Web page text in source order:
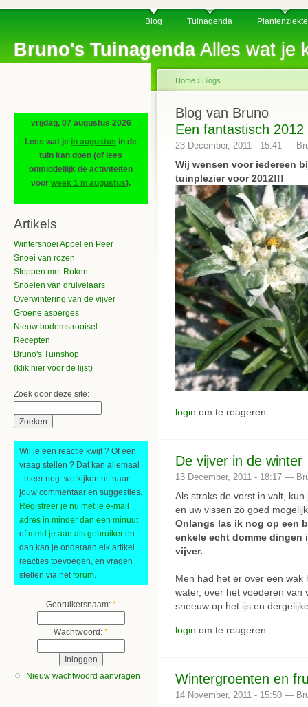
Bruno's TuinagendaAlles wat je
Blog Tuinagenda
vrijdag, 07 augustus 2026
Lees wat je in augustus in de
tuin kan doen (of lees
onmiddellijk de activiteiten
voor week 1 in augustus).
Artikels
Wintersnoei Appel en Peer
Snoei van rozen
Stoppen met Roken
Snoeien van druivelaars
Overwintering van de vijver
Groene asperges
Nieuw bodemstrooisel
Recepten
Bruno's Tuinshop
(klik hier voor de lijst)
Zoek door deze site:
Wil je een reactie kwijt ? Of een
vraag stellen ? Dat kan allemaal
- meer nog: we kijken uit naar
jouw commentaar en suggesties.
Registreer je nu met je e-mail
adres in minder dan een minuut
ofmeld je aan als gebruiker en
dan kan je onderaan elk artikel
reacties toevoegen, en vragen
stellen via hetforum.
Gebruikersnaam: *
Wachtwoord: *
Nieuw wachtwoord aanvragen
Home › Blogs
Blog van Bruno
Een fantastisch
23 December, 2011 - 15:41 —
Wij wensen voor iedereen
tuinplezier voor 2012!!!
login om te reageren
De vijver in de winter
13 December, 2011 - 18:17 —
Als straks de vorst in valt,
en uw vissen zo goed
Onlangs las ik nog op een
enkele echt domme dingen
vijver.
Men had het er over een wak
water, over het voederen van
sneeuw op het ijs en
login om te reageren
Wintergroenten en
14 November, 2011 - 15:50 —